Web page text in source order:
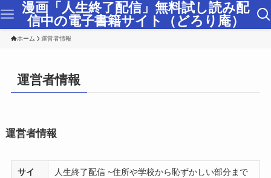
漫画「人生終了配信」無料試し読み配
信中の電子書籍サイト（どろり庵）
ホーム 運営者情報
運営者情報
運営者情報
サイ
人生終了配信 ~住所や学校から恥ずかしい部分まで